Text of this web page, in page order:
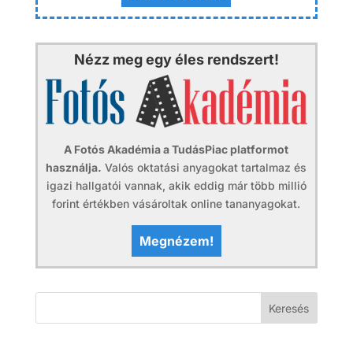
Nézz meg egy éles rendszert!
A Fotós Akadémia a TudásPiac platformot
használja. Valós oktatási anyagokat tartalmaz és
igazi hallgatói vannak, akik eddig már több millió
forint értékben vásároltak online tananyagokat.
Megnézem!